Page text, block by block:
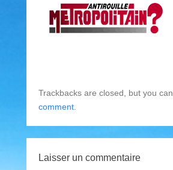
Trackbacks are closed, but you can
comment
Laisser un commentaire